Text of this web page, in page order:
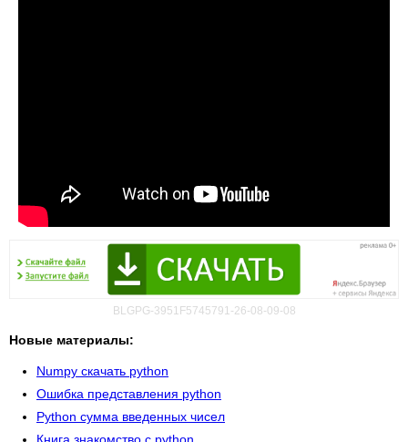
BLGPG-3951F5745791-26-08-09-08
Новые материалы:
Numpy скачать python
Ошибка представления python
Python сумма введенных чисел
Книга знакомство с python